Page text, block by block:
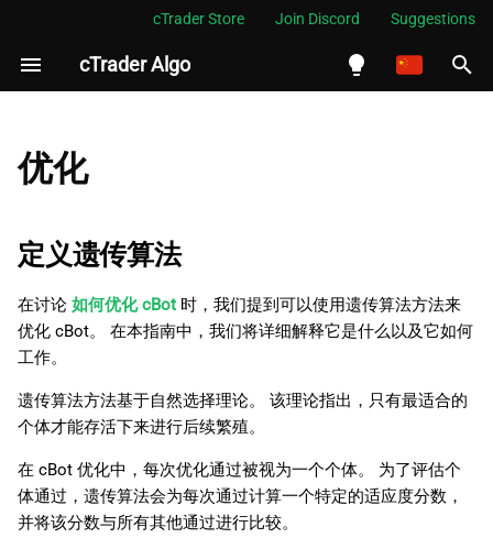
cTrader Store Join Discord Suggestions
cTrader Algo
Melayu
Tiếng Việt
中文
正
初
始
搜
索
引
擎
定义遗传算法
选择
交叉
变异
遗传算法参数
优化
定义遗传算法
在讨论 如何优化 cBot 时，我们提到可以使用遗传算法方法来
优化 cBot。 在本指南中，我们将详细解释它是什么以及它如何
工作。
遗传算法方法基于自然选择理论。 该理论指出，只有最适合的
个体才能存活下来进行后续繁殖。
在 cBot 优化中，每次优化通过被视为一个个体。 为了评估个
体通过，遗传算法会为每次通过计算一个特定的适应度分数，
并将该分数与所有其他通过进行比较。